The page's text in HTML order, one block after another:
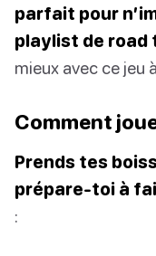
parfait pour
playlist de road
mieux avec ce jeu
Comment
Prends tes
prépare-toi à
: